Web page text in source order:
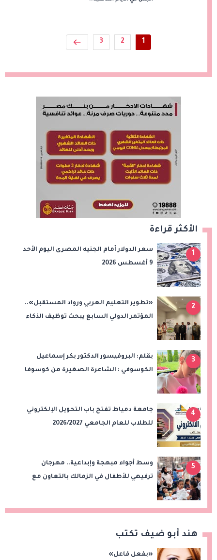
1
2
3
الأكثر قراءة
1
سعر الدولار أمام الجنيه المصرى اليوم الأحد
9 أغسطس 2026
2
«تطوير التعليم العربي ورواد المستقبل»..
المؤتمر الدولي السابع يبحث توظيف الذكاء
3
بقلم: البروفيسور الدكتور بكر إسماعيل
الكوسوفي : الشاعرة الصغيرة من كوسوفا
4
جامعة دمياط تفتح باب التحويل الإلكتروني
للطلاب للعام الجامعي 2026/2027
5
وسط أجواء مبهجة وإبداعية.. مهرجان
ترفيهي للأطفال في الزمالك بالتعاون مع
هند أبو ضيف تكتب
«بفعل فاعل»